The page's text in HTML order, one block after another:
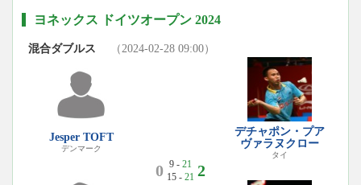
ヨネックス ドイツオープン 2024
混合ダブルス （2024-02-28 09:00）
Jesper TOFT
デンマーク
0 9 - 21
15 - 21 2
デチャポン・プア
ヴァラヌクロー
タイ